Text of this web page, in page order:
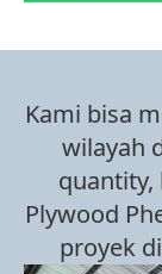
Kami bisa
wilayah
Plywood
proyek